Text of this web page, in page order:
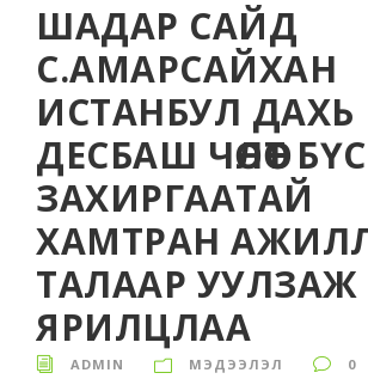
ШАДАР САЙД
С.АМАРСАЙХАН
ИСТАНБУЛ ДАХЬ
ДЕСБАШ ЧӨЛӨӨТ
ЗАХИРГААТАЙ
ХАМТРАН
ТАЛААР УУЛЗАЖ
ЯРИЛЦЛАА
ADMIN МЭДЭЭЛЭЛ 0